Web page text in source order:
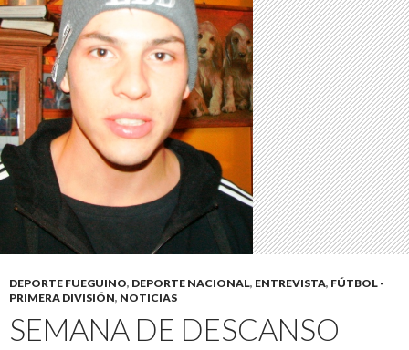
DEPORTE FUEGUINO, DEPORTE NACIONAL, ENTREVISTA, FÚTBOL -
PRIMERA DIVISIÓN, NOTICIAS
SEMANA DE DESCANSO